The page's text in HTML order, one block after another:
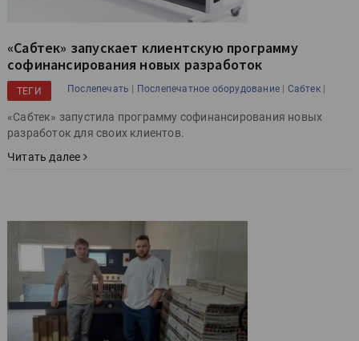
«Сабтек» запускает клиентскую программу
софинансирования новых разработок
ТЕГИ Послепечать | Послепечатное оборудование | Сабтек|
«Сабтек» запустила программу софинансирования новых
разработок для своих клиентов.
Читать далее